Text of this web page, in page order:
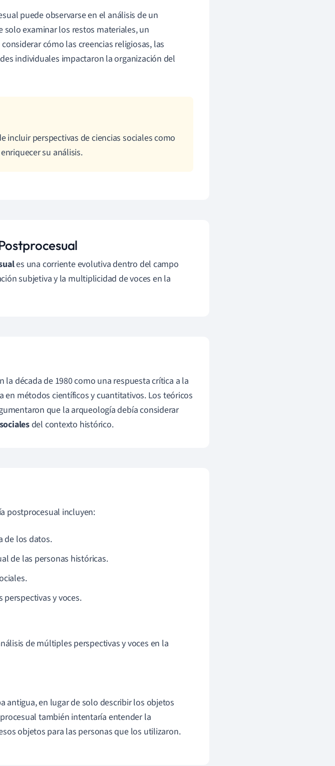
puede observarse en el análisis de un
examinar los restos materiales, un
cómo las creencias religiosas, las
individuales impactaron la organización del
incluir perspectivas de ciencias sociales como
su análisis.
es una corriente evolutiva dentro del campo
subjetiva y la multiplicidad de voces en la
década de 1980 como una respuesta crítica a la
en métodos científicos y cuantitativos. Los teóricos
que la arqueología debía considerar
del contexto histórico.
postprocesual incluyen:
de los datos.
de las personas históricas.
y voces.
de múltiples perspectivas y voces en la
antigua, en lugar de solo describir los objetos
también intentaría entender la
objetos para las personas que los utilizaron.